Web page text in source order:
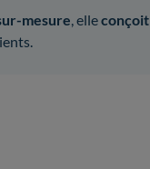
mesure, elleconçoit